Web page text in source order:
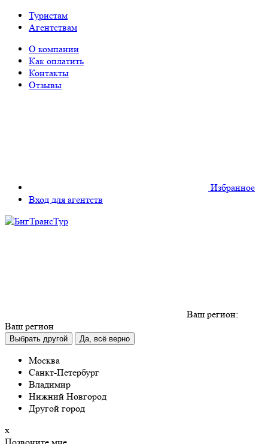
Туристам
Агентствам
О компании
Как оплатить
Контакты
Отзывы
Избранное
Вход для агентств
Ваш регион:
Ваш регион
Выбрать другой Да, всё верно
Москва
Санкт-Петербург
Владимир
Нижний Новгород
Другой город
х